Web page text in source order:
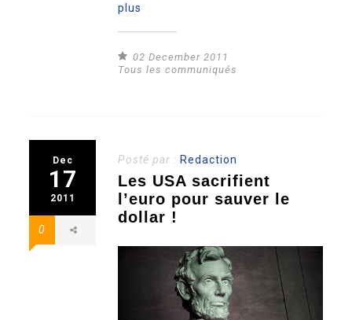
plus
02 December 2011
Tous les communiqués
Dec
17
2011
0
Posté par : Redaction
Les USA sacrifient
l’euro pour sauver le
dollar !